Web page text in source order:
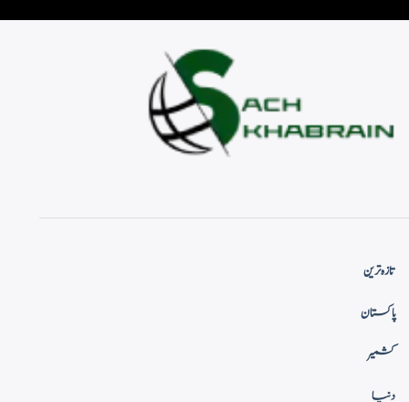
تازہ ترین
پاکستان
کشمیر
دنیا